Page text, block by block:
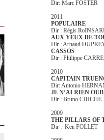
Dir: Marc FOSTER
2011
POPULAIRE
Dir : Régis
AUX YEUX DE
Dir : Arnaud
CASSOS
Dir : Philippe
2010
CAPITAIN
Dir: Antonio
JE N’AI RIEN
Dir : Bruno CHICHE
2009
THE PILLARS OF
Dir : Ken FOLLET